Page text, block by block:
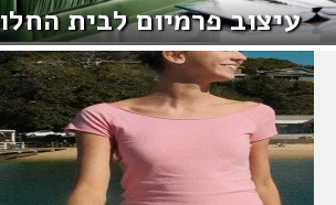
עיצוב פרמיום לבית